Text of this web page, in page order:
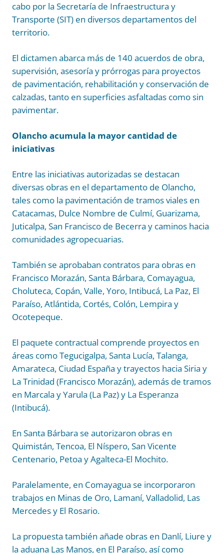
cabo por la Secretaría de Infraestructura y
Transporte (SIT) en diversos departamentos del
territorio.
El dictamen abarca más de 140 acuerdos de obra,
supervisión, asesoría y prórrogas para proyectos
de pavimentación, rehabilitación y conservación de
calzadas, tanto en superficies asfaltadas como sin
pavimentar.
Olancho acumula la mayor cantidad de
iniciativas
Entre las iniciativas autorizadas se destacan
diversas obras en el departamento de Olancho,
tales como la pavimentación de tramos viales en
Catacamas, Dulce Nombre de Culmí, Guarizama,
Juticalpa, San Francisco de Becerra y caminos hacia
comunidades agropecuarias.
También se aprobaban contratos para obras en
Francisco Morazán, Santa Bárbara, Comayagua,
Choluteca, Copán, Valle, Yoro, Intibucá, La Paz, El
Paraíso, Atlántida, Cortés, Colón, Lempira y
Ocotepeque.
El paquete contractual comprende proyectos en
áreas como Tegucigalpa, Santa Lucía, Talanga,
Amarateca, Ciudad España y trayectos hacia Siria y
La Trinidad (Francisco Morazán), además de tramos
en Marcala y Yarula (La Paz) y La Esperanza
(Intibucá).
En Santa Bárbara se autorizaron obras en
Quimistán, Tencoa, El Níspero, San Vicente
Centenario, Petoa y Agalteca-El Mochito.
Paralelamente, en Comayagua se incorporaron
trabajos en Minas de Oro, Lamaní, Valladolid, Las
Mercedes y El Rosario.
La propuesta también añade obras en Danlí, Liure y
la aduana Las Manos, en El Paraíso, así como